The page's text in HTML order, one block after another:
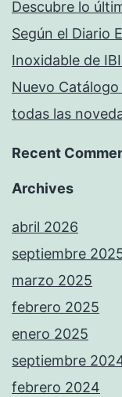
Descubre lo
Según el Diario
Inoxidable de
Nuevo Catálogo
todas las
Recent
Archives
abril 2026
septiembre
marzo 2025
febrero 2025
enero 2025
septiembre
febrero 2024